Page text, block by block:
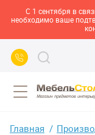
С 1 сентября в
необходимо ваше
Главная